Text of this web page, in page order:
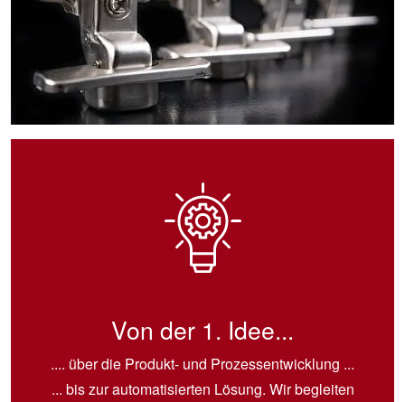
Von der 1. Idee...
.... über die Produkt- und Prozessentwicklung ...
... bis zur automatisierten Lösung. Wir begleiten